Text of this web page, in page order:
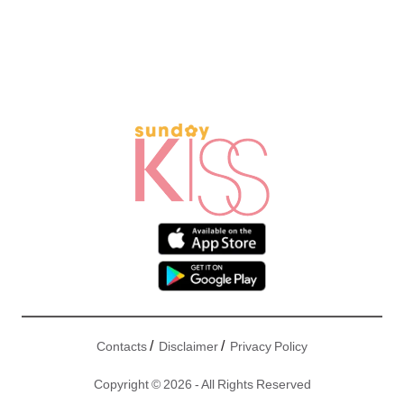
Contacts/ Disclaimer/ Privacy Policy
Copyright © 2026 - All Rights Reserved